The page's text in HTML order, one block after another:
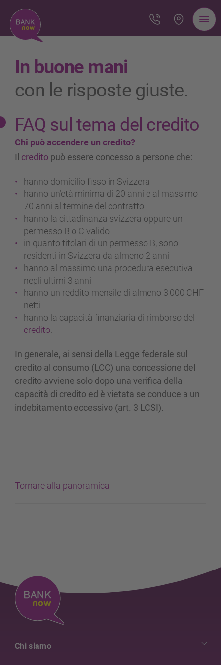
In buone mani
con le risposte giuste.
FAQ sul tema del credito
Chi può accendere un credito?
Il credito può essere concesso a persone che:
hanno domicilio fisso in Svizzera
hanno un’età minima di 20 anni e al massimo
70 anni al termine del contratto
hanno la cittadinanza svizzera oppure un
permesso B o C valido
in quanto titolari di un permesso B, sono
residenti in Svizzera da almeno 2 anni
hanno al massimo una procedura esecutiva
negli ultimi 3 anni
hanno un reddito mensile di almeno 3'000 CHF
netti
hanno la capacità finanziaria di rimborso del
credito
In generale, ai sensi della Legge federale sul
credito al consumo (LCC) una concessione del
credito avviene solo dopo una verifica della
capacità di credito ed è vietata se conduce a un
indebitamento eccessivo (art. 3 LCSI).
Tornare alla panoramica
Chi siamo